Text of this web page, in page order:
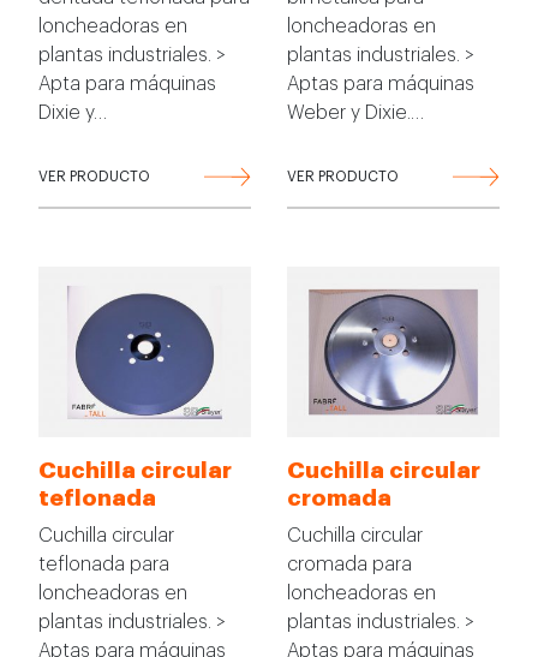
loncheadoras en
plantas industriales. >
Apta para máquinas
Dixie y…
VER PRODUCTO
loncheadoras en
plantas industriales. >
Aptas para máquinas
Weber y Dixie.…
VER PRODUCTO
Cuchilla circular
teflonada
Cuchilla circular
teflonada para
loncheadoras en
plantas industriales. >
Aptas para máquinas
Cuchilla circular
cromada
Cuchilla circular
cromada para
loncheadoras en
plantas industriales. >
Aptas para máquinas